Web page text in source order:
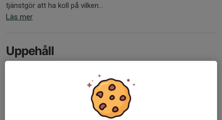
tjänstgör att ha koll på vilken...
Läs mer
Uppehåll
Jag och Josefin vill tacka alla barn och föräldrar för en
fantastisk första halva av säsongen. Det har varit superroligt